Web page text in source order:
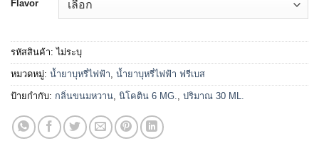
Flavor
รหัสสินค้า:ไม่ระบุ
หมวดหมู่: น้ำยาบุหรี่ไฟฟ้า น้ำยาบุหรี่ไฟฟ้า ฟรีเบส
ป้ายกำกับ: กลิ่นขนมหวาน นิโคติน 6 MG. ปริมาณ 30 ML.